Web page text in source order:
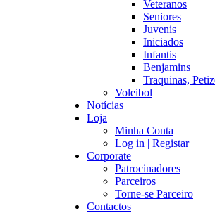
Veteranos
Seniores
Juvenis
Iniciados
Infantis
Benjamins
Traquinas,
Voleibol
Notícias
Loja
Minha Conta
Log in | Registar
Corporate
Patrocinadores
Parceiros
Torne-se Parceiro
Contactos